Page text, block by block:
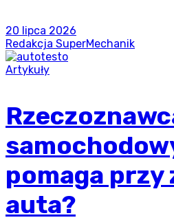
20 lipca 2026
Redakcja SuperMechanik
Artykuły
pomaga przy
auta?